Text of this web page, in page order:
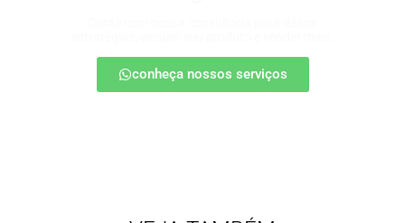
conheça nossos serviços